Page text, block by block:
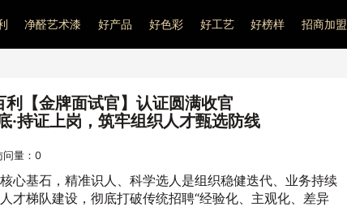
净醛艺术漆 好产品 好色彩 好工艺 好榜样 招商加盟
【金牌面试官】认证圆满收官
持证上岗，筑牢组织人才甄选防线
量： 0
心基石，精准识人、科学选人是组织稳健迭代、业务持续
才梯队建设，彻底打破传统招聘“经验化、主观化、差异